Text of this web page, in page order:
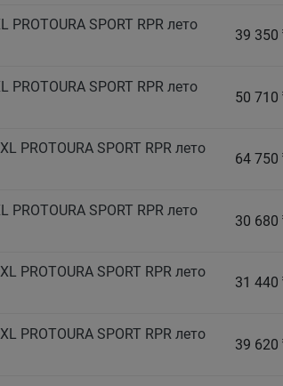
SPORT RPR лето
39 350
SPORT RPR лето
50 710
PROTOURA SPORT RPR лето
64 750
SPORT RPR лето
30 680
PROTOURA SPORT RPR лето
31 440
PROTOURA SPORT RPR лето
39 620